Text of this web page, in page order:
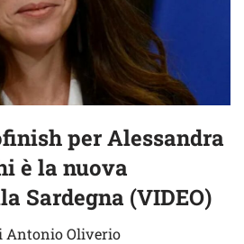
per Alessandra
è la nuova
Sardegna (VIDEO)
Antonio Oliverio